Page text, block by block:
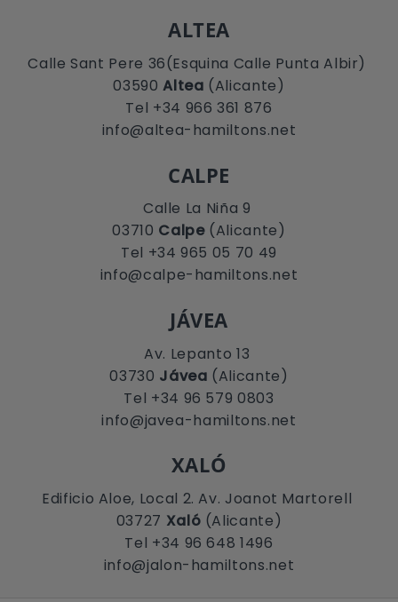
ALTEA
Calle Sant Pere 36(Esquina Calle Punta Albir)
03590Altea (Alicante)
Tel +34 966 361 876
info@altea-hamiltons.net
CALPE
Calle La Niña 9
03710 Calpe(Alicante)
Tel +34 965 05 70 49
info@calpe-hamiltons.net
JÁVEA
Av. Lepanto 13
03730 Jávea (Alicante)
Tel +34 96 579 0803
info@javea-hamiltons.net
XALÓ
Edificio Aloe, Local 2. Av. Joanot Martorell
03727 Xaló (Alicante)
Tel +34 96 648 1496
info@jalon-hamiltons.net